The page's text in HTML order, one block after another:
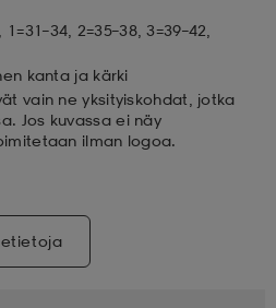
2=35–38, 3=39–42,
kanta ja kärki
vain ne yksityiskohdat, jotka
Jos kuvassa ei näy
ilman logoa.